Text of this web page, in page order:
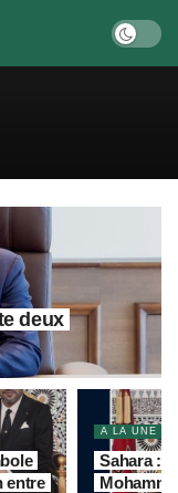
deux
entre
A LA UNE
Sahara :